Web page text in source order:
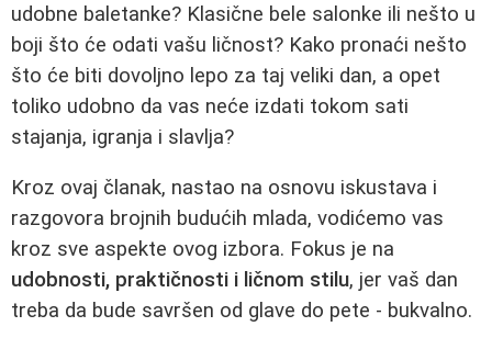
udobne baletanke? Klasične bele salonke ili nešto u
boji što će odati vašu ličnost? Kako pronaći nešto
što će biti dovoljno lepo za taj veliki dan, a opet
toliko udobno da vas neće izdati tokom sati
stajanja, igranja i slavlja?
Kroz ovaj članak, nastao na osnovu iskustava i
razgovora brojnih budućih mlada, vodićemo vas
kroz sve aspekte ovog izbora. Fokus je na
udobnosti, praktičnosti i ličnom stilu, jer vaš dan
treba da bude savršen od glave do pete - bukvalno.